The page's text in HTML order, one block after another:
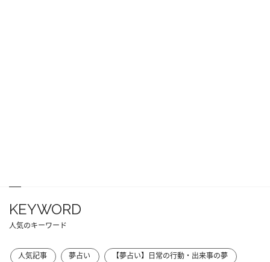
KEYWORD
人気のキーワード
人気記事 夢占い
【夢占い】日常の行動・出来事の夢